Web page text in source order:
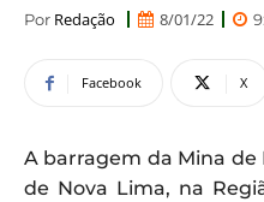
Por Redação 8/01/22
Facebook X
A barragem da Mina
de Nova Lima, na